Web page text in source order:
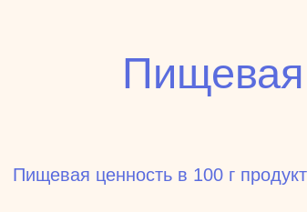
Пищевая
Пищевая ценность в 100 г